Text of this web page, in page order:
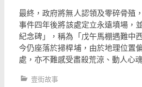
最終，政府將無人認領及零碎骨殖
事件四年後將該處定立永遠墳場，
紀念碑」，稱為「戊午馬棚遇難中
今仍座落於掃桿埔， 由於地理位置
處，亦不難感受肅殺荒涼、 動人心
壹街故事